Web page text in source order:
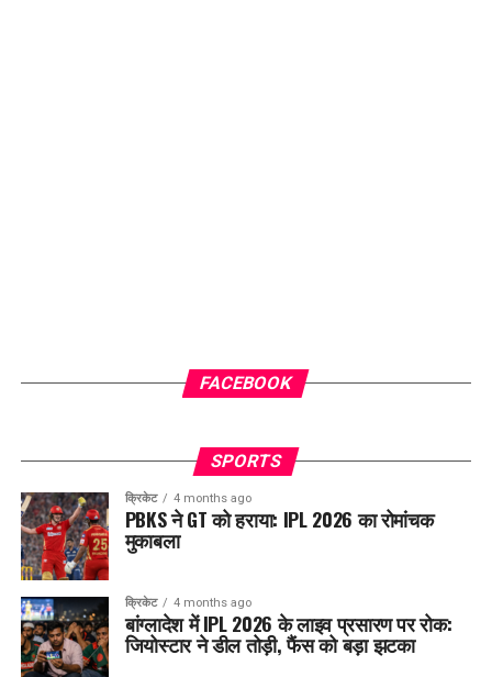
FACEBOOK
SPORTS
क्रिकेट 4 months ago
PBKS ने GT को हराया: IPL 2026 का रोमांचक
मुकाबला
क्रिकेट 4 months ago
बांग्लादेश में IPL 2026 के लाइव प्रसारण पर रोक:
जियोस्टार ने डील तोड़ी, फैंस को बड़ा झटका